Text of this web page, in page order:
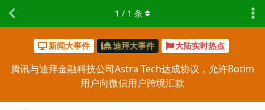
新闻大事件 迪拜大事件 大陆实时热点
腾讯与迪拜金融科技公司Astra Tech达成协议，允许Botim
用户向微信用户跨境汇款
1 / 1 条